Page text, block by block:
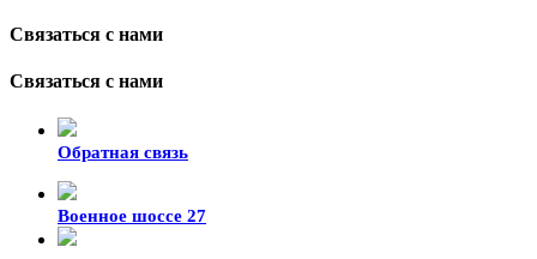
Связаться с нами
Связаться с нами
Обратная связь
Военное шоссе 27